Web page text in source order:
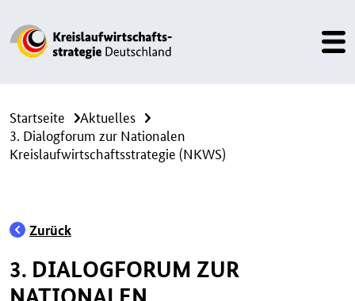
Startseite
Aktuelles
3. Dialogforum zur Nationalen
Kreislaufwirtschaftsstrategie (NKWS)
Zurück
3. DIALOGFORUM ZUR